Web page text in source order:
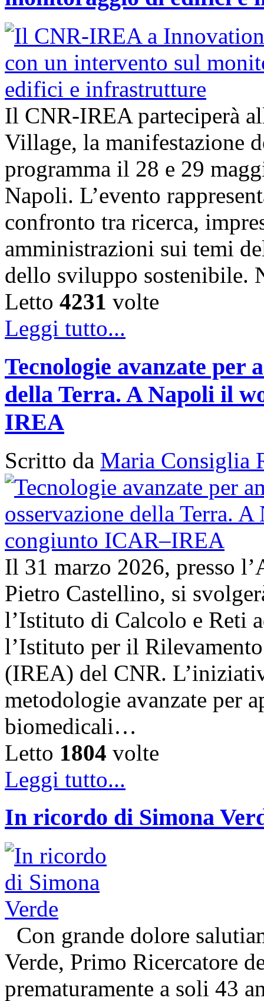
Il CNR-IREA parteciperà
Village, la manifestazione
programma il 28 e 29
Napoli. L’evento
confronto tra ricerca,
amministrazioni sui temi
dello sviluppo sostenibile.
Letto 4231 volte
Leggi tutto...
Tecnologie avanzate per
della Terra. A Napoli il
IREA
Scritto da Maria Consiglia
Il 31 marzo 2026, presso
Pietro Castellino, si
l’Istituto di Calcolo e Reti
l’Istituto per il
(IREA) del CNR.
metodologie avanzate per
biomedicali…
Letto 1804 volte
Leggi tutto...
In ricordo di Simona
Con grande dolore
Verde, Primo Ricercatore
prematuramente a soli 43